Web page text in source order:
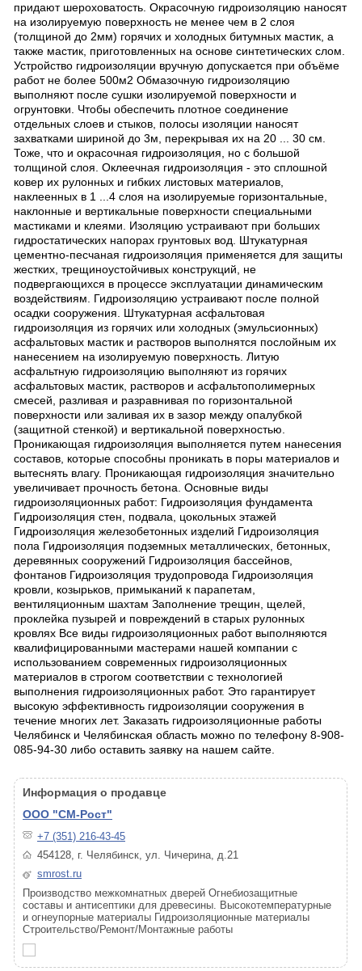
придают шероховатость. Окрасочную гидроизоляцию наносят
на изолируемую поверхность не менее чем в 2 слоя
(толщиной до 2мм) горячих и холодных битумных мастик, а
также мастик, приготовленных на основе синтетических слом.
Устройство гидроизоляции вручную допускается при объёме
работ не более 500м2 Обмазочную гидроизоляцию
выполняют после сушки изолируемой поверхности и
огрунтовки. Чтобы обеспечить плотное соединение
отдельных слоев и стыков, полосы изоляции наносят
захватками шириной до 3м, перекрывая их на 20 ... 30 см.
Тоже, что и окрасочная гидроизоляция, но с большой
толщиной слоя. Оклеечная гидроизоляция - это сплошной
ковер их рулонных и гибких листовых материалов,
наклеенных в 1 ...4 слоя на изолируемые горизонтальные,
наклонные и вертикальные поверхности специальными
мастиками и клеями. Изоляцию устраивают при больших
гидростатических напорах грунтовых вод. Штукатурная
цементно-песчаная гидроизоляция применяется для защиты
жестких, трещиноустойчивых конструкций, не
подвергающихся в процессе эксплуатации динамическим
воздействиям. Гидроизоляцию устраивают после полной
осадки сооружения. Штукатурная асфальтовая
гидроизоляция из горячих или холодных (эмульсионных)
асфальтовых мастик и растворов выполнятся послойным их
нанесением на изолируемую поверхность. Литую
асфальтную гидроизоляцию выполняют из горячих
асфальтовых мастик, растворов и асфальтополимерных
смесей, разливая и разравнивая по горизонтальной
поверхности или заливая их в зазор между опалубкой
(защитной стенкой) и вертикальной поверхностью.
Проникающая гидроизоляция выполняется путем нанесения
составов, которые способны проникать в поры материалов и
вытеснять влагу. Проникающая гидроизоляция значительно
увеличивает прочность бетона. Основные виды
гидроизоляционных работ: Гидроизоляция фундамента
Гидроизоляция стен, подвала, цокольных этажей
Гидроизоляция железобетонных изделий Гидроизоляция
пола Гидроизоляция подземных металлических, бетонных,
деревянных сооружений Гидроизоляция бассейнов,
фонтанов Гидроизоляция трудопровода Гидроизоляция
кровли, козырьков, примыканий к парапетам,
вентиляционным шахтам Заполнение трещин, щелей,
проклейка пузырей и повреждений в старых рулонных
кровлях Все виды гидроизоляционных работ выполняются
квалифицированными мастерами нашей компании с
использованием современных гидроизоляционных
материалов в строгом соответствии с технологией
выполнения гидроизоляционных работ. Это гарантирует
высокую эффективность гидроизоляции сооружения в
течение многих лет. Заказать гидроизоляционные работы
Челябинск и Челябинская область можно по телефону 8-908-
085-94-30 либо оставить заявку на нашем сайте.
Информация о продавце
ООО "СМ-Рост"
+7 (351) 216-43-45
454128, г. Челябинск, ул. Чичерина, д.21
smrost.ru
Производство межкомнатных дверей Огнебиозащитные
составы и антисептики для древесины. Высокотемпературные
и огнеупорные материалы Гидроизоляционные материалы
Строительство/Ремонт/Монтажные работы